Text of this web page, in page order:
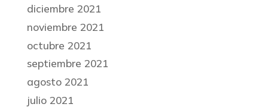
diciembre 2021
noviembre 2021
octubre 2021
septiembre 2021
agosto 2021
julio 2021